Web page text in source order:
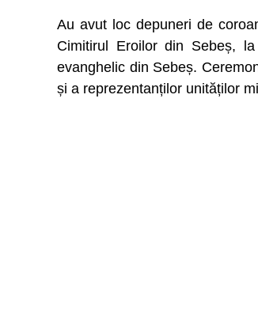
Au avut loc depuneri de
Cimitirul Eroilor din Sebeș,
evanghelic din Sebeș.
și a reprezentanților unităților